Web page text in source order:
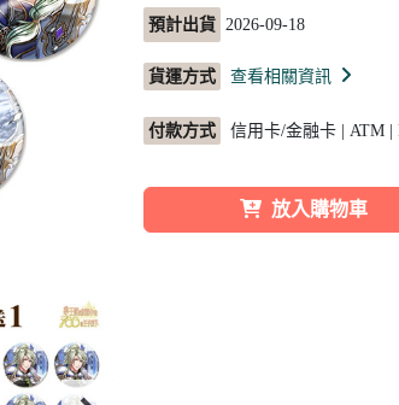
預計出貨 2026-09-18
貨運方式 查看相關資訊
付款方式 信用卡/金融卡 | ATM
放入購物車